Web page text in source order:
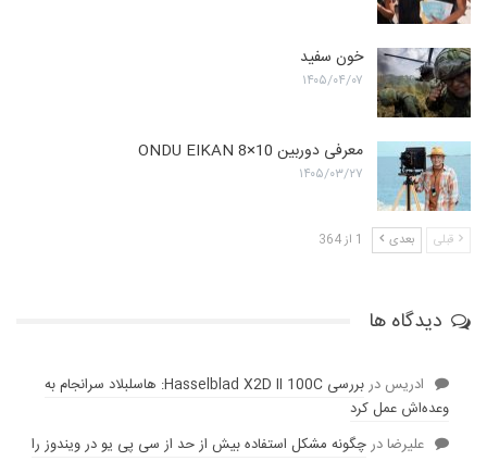
خون سفید
۱۴۰۵/۰۴/۰۷
معرفی دوربین ONDU EIKAN 8×10
۱۴۰۵/۰۳/۲۷
قبلی بعدی 1 از 364
دیدگاه ها
ادریس در
بررسی Hasselblad X2D II 100C: هاسلبلاد سرانجام به
وعده‌‌اش عمل کرد
عليرضادرچگونه مشکل استفاده بیش از حد از سی پی یو در ویندوز را